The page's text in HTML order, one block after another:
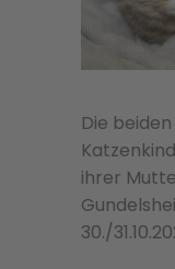
Die
ihrer
30./